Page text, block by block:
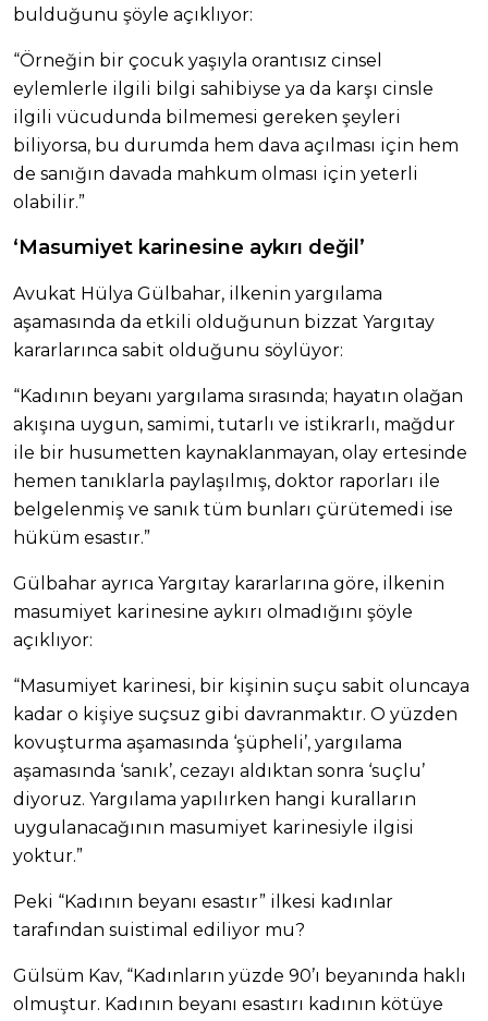
bulduğunu şöyle açıklıyor:
“Örneğin bir çocuk yaşıyla orantısız cinsel
eylemlerle ilgili bilgi sahibiyse ya da karşı cinsle
ilgili vücudunda bilmemesi gereken şeyleri
biliyorsa, bu durumda hem dava açılması için hem
de sanığın davada mahkum olması için yeterli
olabilir.”
‘Masumiyet karinesine aykırı değil’
Avukat Hülya Gülbahar, ilkenin yargılama
aşamasında da etkili olduğunun bizzat Yargıtay
kararlarınca sabit olduğunu söylüyor:
“Kadının beyanı yargılama sırasında; hayatın olağan
akışına uygun, samimi, tutarlı ve istikrarlı, mağdur
ile bir husumetten kaynaklanmayan, olay ertesinde
hemen tanıklarla paylaşılmış, doktor raporları ile
belgelenmiş ve sanık tüm bunları çürütemedi ise
hüküm esastır.”
Gülbahar ayrıca Yargıtay kararlarına göre, ilkenin
masumiyet karinesine aykırı olmadığını şöyle
açıklıyor:
“Masumiyet karinesi, bir kişinin suçu sabit oluncaya
kadar o kişiye suçsuz gibi davranmaktır. O yüzden
kovuşturma aşamasında ‘şüpheli’, yargılama
aşamasında ‘sanık’, cezayı aldıktan sonra ‘suçlu’
diyoruz. Yargılama yapılırken hangi kuralların
uygulanacağının masumiyet karinesiyle ilgisi
yoktur.”
Peki “Kadının beyanı esastır” ilkesi kadınlar
tarafından suistimal ediliyor mu?
Gülsüm Kav, “Kadınların yüzde 90’ı beyanında haklı
olmuştur. Kadının beyanı esastırı kadının kötüye